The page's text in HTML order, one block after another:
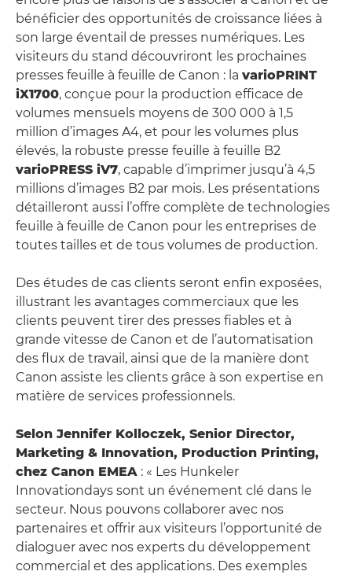
bénéficier des opportunités de croissance liées à
son large éventail de presses numériques. Les
visiteurs du stand découvriront les prochaines
presses feuille à feuille de Canon : la varioPRINT
iX1700, conçue pour la production efficace de
volumes mensuels moyens de 300 000 à 1,5
million d’images A4, et pour les volumes plus
élevés, la robuste presse feuille à feuille B2
varioPRESS iV7, capable d’imprimer jusqu’à 4,5
millions d’images B2 par mois. Les présentations
détailleront aussi l’offre complète de technologies
feuille à feuille de Canon pour les entreprises de
toutes tailles et de tous volumes de production.
Des études de cas clients seront enfin exposées,
illustrant les avantages commerciaux que les
clients peuvent tirer des presses fiables et à
grande vitesse de Canon et de l’automatisation
des flux de travail, ainsi que de la manière dont
Canon assiste les clients grâce à son expertise en
matière de services professionnels.
Selon Jennifer Kolloczek, Senior Director,
Marketing & Innovation, Production Printing,
chez Canon EMEA : « Les Hunkeler
Innovationdays sont un événement clé dans le
secteur. Nous pouvons collaborer avec nos
partenaires et offrir aux visiteurs l’opportunité de
dialoguer avec nos experts du développement
commercial et des applications. Des exemples